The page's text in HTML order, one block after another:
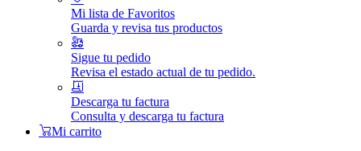
Mi lista de Favoritos
Guarda y revisa tus productos
Sigue tu pedido
Revisa el estado actual de tu pedido.
Descarga tu factura
Consulta y descarga tu factura
Mi carrito